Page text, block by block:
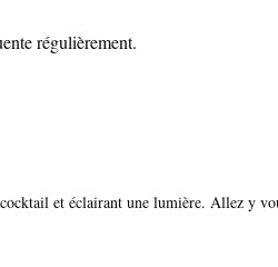
régulièrement.
et éclairant une lumière. Allez y